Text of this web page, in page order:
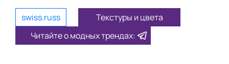
swiss.russ
Текстуры и цвета
Читайте о модных трендах: